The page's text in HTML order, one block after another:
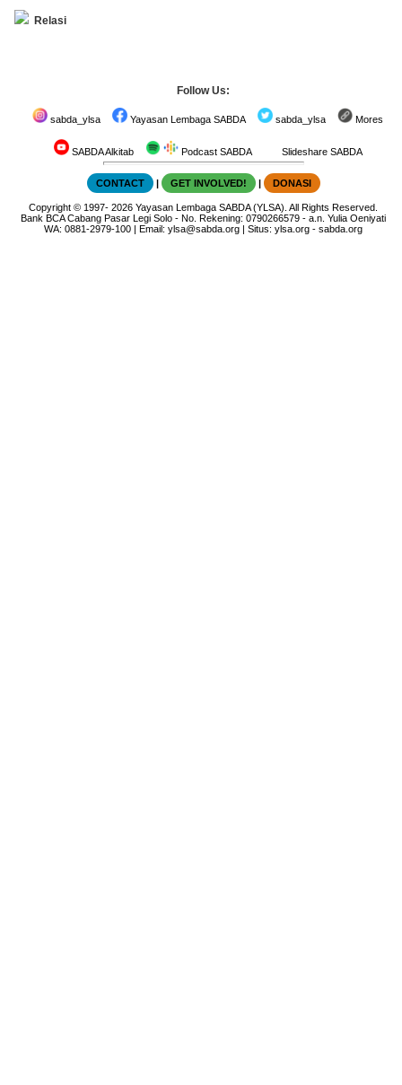
Relasi
Follow Us:
sabda_ylsa Yayasan Lembaga SABDA sabda_ylsa Mores
SABDA Alkitab Podcast SABDA Slideshare SABDA
CONTACT | GET INVOLVED! | DONASI
Copyright © 1997-2026Yayasan Lembaga SABDA (YLSA). All Rights Reserved.
Bank BCA Cabang Pasar Legi Solo - No. Rekening: 0790266579 - a.n. Yulia Oeniyati
WA:0881-2979-100 | Email:ylsa@sabda.org | Situs:ylsa.org -sabda.org